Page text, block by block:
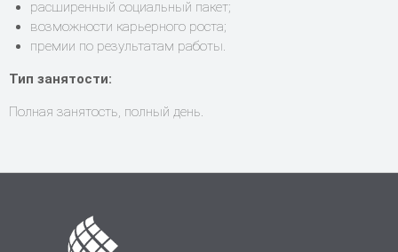
расширенный социальный пакет;
возможности карьерного роста;
премии по результатам работы.
Тип занятости:
Полная занятость, полный день.